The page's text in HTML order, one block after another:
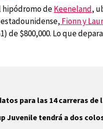
hipódromo deKeeneland,
Fionn y
de $800,000. Lo que
para las 14 carreras de
Juvenile tendrá a dos